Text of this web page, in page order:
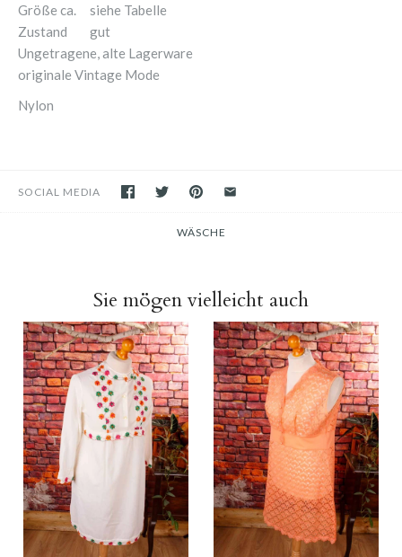
Größe ca.
Zustand
siehe Tabelle
gut
Ungetragene, alte Lagerware
originale Vintage Mode
Nylon
SOCIAL MEDIA
WÄSCHE
Sie mögen vielleicht auch